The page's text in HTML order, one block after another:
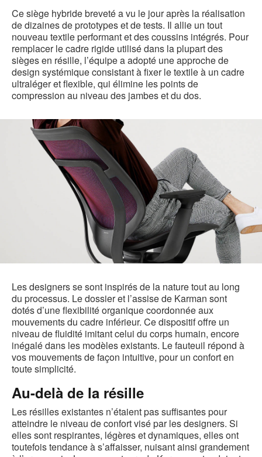
Ce siège hybride breveté a vu le jour après la réalisation
de dizaines de prototypes et de tests. Il allie un tout
nouveau textile performant et des coussins intégrés. Pour
remplacer le cadre rigide utilisé dans la plupart des
sièges en résille, l’équipe a adopté une approche de
design systémique consistant à fixer le textile à un cadre
ultraléger et flexible, qui élimine les points de
compression au niveau des jambes et du dos.
Les designers se sont inspirés de la nature tout au long
du processus. Le dossier et l’assise de Karman sont
dotés d’une flexibilité organique coordonnée aux
mouvements du cadre inférieur. Ce dispositif offre un
niveau de fluidité imitant celui du corps humain, encore
inégalé dans les modèles existants. Le fauteuil répond à
vos mouvements de façon intuitive, pour un confort en
toute simplicité.
Au-delà de la résille
Les résilles existantes n’étaient pas suffisantes pour
atteindre le niveau de confort visé par les designers. Si
elles sont respirantes, légères et dynamiques, elles ont
toutefois tendance à s’affaisser, nuisant ainsi grandement